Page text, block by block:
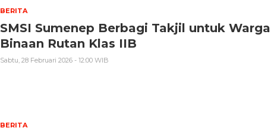
BERITA
SMSI Sumenep Berbagi Takjil untuk Warga
Binaan Rutan Klas IIB
Sabtu, 28 Februari 2026 - 12:00 WIB
BERITA